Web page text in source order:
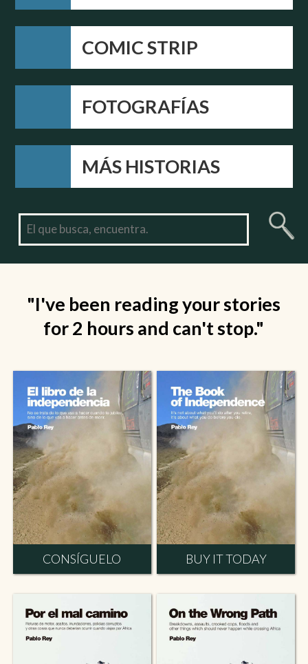
COMIC STRIP
FOTOGRAFÍAS
MÁS HISTORIAS
"I've been reading your stories
for 2 hours and can't stop."
CONSÍGUELO BUY IT TODAY